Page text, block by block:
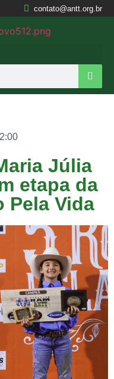
contato@antt.org.br
Júlia
etapa da
Pela Vida